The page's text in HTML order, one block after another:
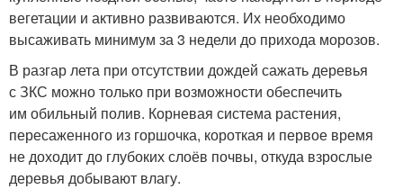
вегетации и активно развиваются. Их необходимо
высаживать минимум за 3 недели до прихода морозов.
В разгар лета при отсутствии дождей сажать деревья
с ЗКС можно только при возможности обеспечить
им обильный полив. Корневая система растения,
пересаженного из горшочка, короткая и первое время
не доходит до глубоких слоёв почвы, откуда взрослые
деревья добывают влагу.